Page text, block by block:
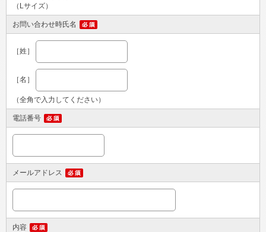
（Lサイズ）
お問い合わせ時氏名
［姓］
［名］
（全角で入力してください）
電話番号
メールアドレス
内容